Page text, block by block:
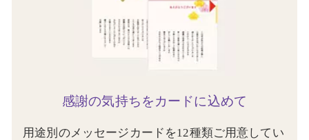
感謝の気持ちをカードに込めて
用途別のメッセージカードを12種類ご用意してい